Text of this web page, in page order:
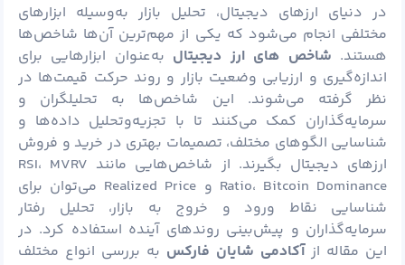
در دنیای ارزهای دیجیتال، تحلیل بازار به‌وسیله ابزارهای
مختلفی انجام می‌شود که یکی از مهم‌ترین آن‌ها شاخص‌ها
هستند. شاخص‌ های ارز دیجیتال به‌عنوان ابزارهایی برای
اندازه‌گیری و ارزیابی وضعیت بازار و روند حرکت قیمت‌ها در
نظر گرفته می‌شوند. این شاخص‌ها به تحلیلگران و
سرمایه‌گذاران کمک می‌کنند تا با تجزیه‌وتحلیل داده‌ها و
شناسایی الگوهای مختلف، تصمیمات بهتری در خرید و فروش
ارزهای دیجیتال بگیرند. از شاخص‌هایی مانند RSI، MVRV
Ratio، Bitcoin Dominance و Realized Price می‌توان برای
شناسایی نقاط ورود و خروج به بازار، تحلیل رفتار
سرمایه‌گذاران و پیش‌بینی روندهای آینده استفاده کرد. در
این مقاله از آکادمی شایان فارکس به بررسی انواع مختلف